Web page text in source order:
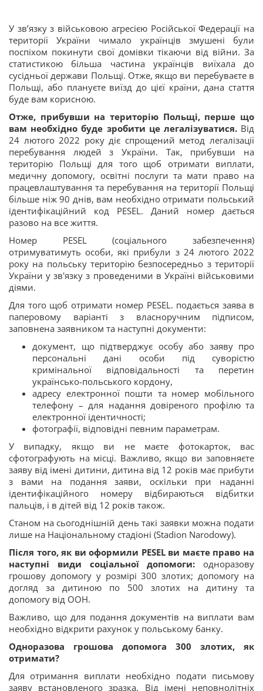
У зв’язку з військовою агресією Російської Федерації на
території України чимало українців змушені були
поспіхом покинути свої домівки тікаючи від війни. За
статистикою більша частина українців виїхала до
сусідньої держави Польщі. Отже, якщо ви перебуваєте в
Польщі, або плануєте виїзд до цієї країни, дана стаття
буде вам корисною.
Отже, прибувши на територію Польщі, перше що
вам необхідно буде зробити це легалізуватися.Від
24 лютого 2022 року діє спрощений метод легалізації
перебування людей з України. Так, прибувши на
територію Польщі для того щоб отримати виплати,
медичну допомогу, освітні послуги та мати право на
працевлаштування та перебування на території Польщі
більше ніж 90 днів, вам необхідно отримати польський
ідентифікаційний код PESEL. Даний номер дається
разово на все життя.
Номер PESEL (соціального забезпечення)
отримуватимуть особи, які прибули з 24 лютого 2022
року на польську територію безпосередньо з території
України у зв'язку з проведеними в Україні військовими
діями.
Для того щоб отримати номер PESEL. подається заява в
паперовому варіанті з власноручним підписом,
заповнена заявником та наступні документи:
документ, що підтверджує особу або заяву про
персональні дані особи під суворістю
кримінальної відповідальності та перетин
українсько-польського кордону,
адресу електронної пошти та номер мобільного
телефону – для надання довіреного профілю та
електронної ідентичності;
фотографії, відповідні певним параметрам.
У випадку, якщо ви не маєте фотокарток, вас
сфотографують на місці. Важливо, якщо ви заповняєте
заяву від імені дитини, дитина від 12 років має прибути
з вами на подання заяви, оскільки при наданні
ідентифікаційного номеру відбираються відбитки
пальців, і в дітей від 12 років також.
Станом на сьогоднішній день такі заявки можна подати
лише на Національному стадіоні (Stadion Narodowy).
Після того, як ви оформили PESEL ви маєте право на
наступні види соціальної допомоги: одноразову
грошову допомогу у розмірі 300 злотих; допомогу на
догляд за дитиною по 500 злотих на дитину та
допомогу від ООН.
Важливо, що для подання документів на виплати вам
необхідно відкрити рахунок у польському банку.
Одноразова грошова допомога 300 злотих, як
отримати?
Для отримання виплати необхідно подати письмову
заяву встановленого зразка. Від імені неповнолітніх